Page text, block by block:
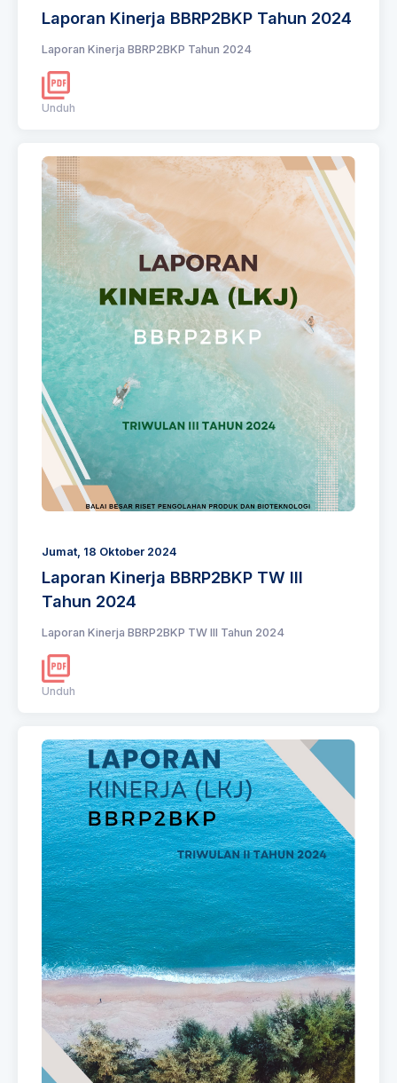
Laporan Kinerja BBRP2BKP Tahun 2024
Laporan Kinerja BBRP2BKP Tahun 2024
Unduh
Jumat, 18 Oktober 2024
Laporan Kinerja BBRP2BKP TW III
Tahun 2024
Laporan Kinerja BBRP2BKP TW III Tahun 2024
Unduh